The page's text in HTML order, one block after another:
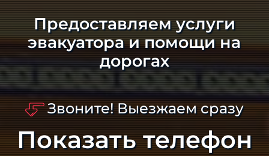
Предоставляем услуги
эвакуатора и помощи на
дорогах
Звоните! Выезжаем сразу
Показать телефон